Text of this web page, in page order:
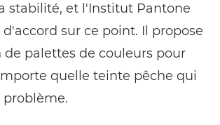
stabilité, et l'Institut Pantone
sur ce point. Il propose
de palettes de couleurs pour
quelle teinte pêche qui
problème.